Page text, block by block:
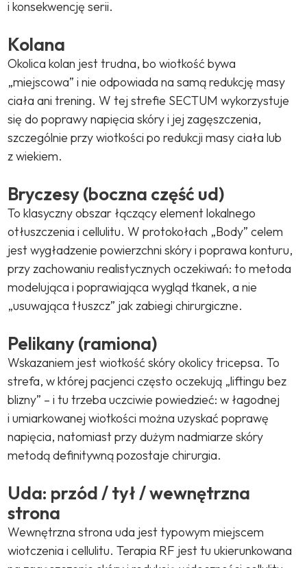
i konsekwencję serii.
Kolana
Okolica kolan jest trudna, bo wiotkość bywa
„miejscowa” i nie odpowiada na samą redukcję masy
ciała ani trening. W tej strefie SECTUM wykorzystuje
się do poprawy napięcia skóry i jej zagęszczenia,
szczególnie przy wiotkości po redukcji masy ciała lub
z wiekiem.
Bryczesy (boczna część ud)
To klasyczny obszar łączący element lokalnego
otłuszczenia i cellulitu. W protokołach „Body” celem
jest wygładzenie powierzchni skóry i poprawa konturu,
przy zachowaniu realistycznych oczekiwań: to metoda
modelująca i poprawiająca wygląd tkanek, a nie
„usuwająca tłuszcz” jak zabiegi chirurgiczne.
Pelikany (ramiona)
Wskazaniem jest wiotkość skóry okolicy tricepsa. To
strefa, w której pacjenci często oczekują „liftingu bez
blizny” – i tu trzeba uczciwie powiedzieć: w łagodnej
i umiarkowanej wiotkości można uzyskać poprawę
napięcia, natomiast przy dużym nadmiarze skóry
metodą definitywną pozostaje chirurgia.
Uda: przód / tył / wewnętrzna
strona
Wewnętrzna strona uda jest typowym miejscem
wiotczenia i cellulitu. Terapia RF jest tu ukierunkowana